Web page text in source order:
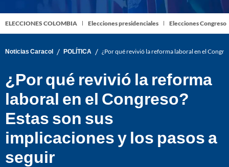
ELECCIONES COLOMBIA Elecciones presidenciales Elecciones Congreso
Noticias Caracol / POLÍTICA / ¿Por qué revivió la reforma laboral en el
¿Por qué revivió la reforma
laboral en el Congreso?
Estas son sus
implicaciones y los pasos a
seguir